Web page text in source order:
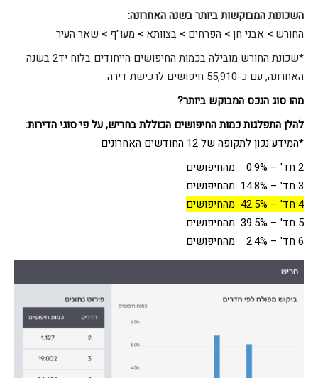
השכונות המבוקשות ביותר בשנה האחרונה:
החורש > אבני חן> הפרחים > בצוותא > מעו"ף > שאר העיר
*שכונת החורש מובילה בכמות החיפושים הייחודים בלוח יד2 בשנה
האחרונה, עם כ-55,910 חיפושים לרכישת דירה.
מהו סוג הנכס המבוקש ביותר?
להלןהתפלגות כמות החיפושים הכוללת בחריש, על פי סוגי הדירות:
*המידע נכון לתקופה של 12 החודשים האחרונים
2 חד' – 0.9% מהחיפושים
3 חד' – 14.8% מהחיפושים
4 חד' – 42.5% מהחיפושים
5 חד' – 39.5% מהחיפושים
6 חד' – 2.4% מהחיפושים